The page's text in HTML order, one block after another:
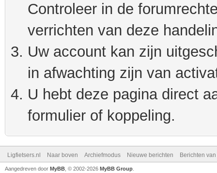
Controleer in de
verrichten van deze
Uw account kan zijn
in afwachting zijn van
U hebt deze pagina direct
formulier of koppeling.
Ligfietsers.nl Naar boven Archiefmodus Nieuwe berichten Berichten
Aangedreven door MyBB , © 2002-2026 MyBB Group